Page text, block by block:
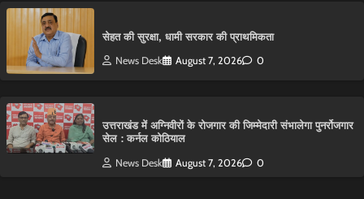
सेहत की सुरक्षा, धामी सरकार की प्राथमिकता
News Desk August 7, 2026 0
उत्तराखंड में अग्निवीरों के रोजगार की जिम्मेदारी संभालेगा पुनर्रोजगार
सेल : कर्नल कोठियाल
News Desk August 7, 2026 0